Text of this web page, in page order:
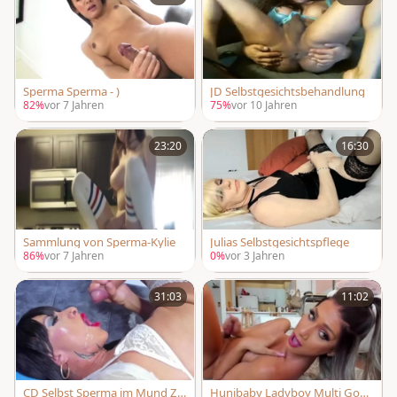
Sperma Sperma - )
82%vor 7 Jahren
JD Selbstgesichtsbehandlung
75%vor 10 Jahren
23:20
Sammlung von Sperma-Kylie
86%vor 7 Jahren
16:30
Julias Selbstgesichtspflege
0%vor 3 Jahren
31:03
CD Selbst Sperma im Mund Zu
11:02
Hunibaby Ladyboy Multi Goo